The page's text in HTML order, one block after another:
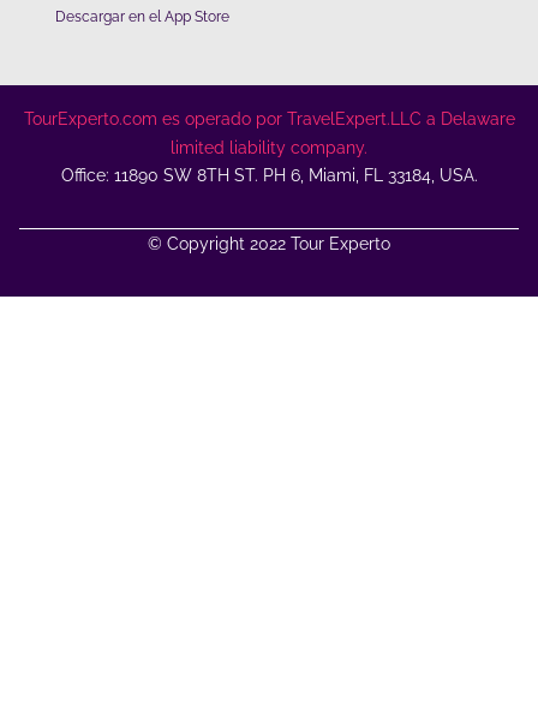
Descargar en el App Store
TourExperto.com es operado por TravelExpert.LLC a Delaware
limited liability company.
Office: 11890 SW 8TH ST. PH 6, Miami, FL 33184, USA.
© Copyright 2022 Tour Experto